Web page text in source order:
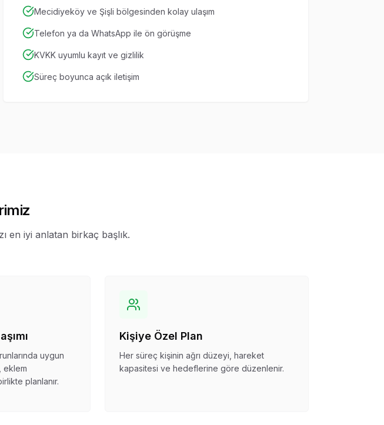
Mecidiyeköy ve Şişli bölgesinden kolay ulaşım
Telefon ya da WhatsApp ile ön görüşme
KVKK uyumlu kayıt ve gizlilik
Süreç boyunca açık iletişim
en iyi anlatan birkaç başlık.
uygun
eklem
planlanır.
Kişiye Özel Plan
Her süreç kişinin ağrı düzeyi, hareket
kapasitesi ve hedeflerine göre düzenlenir.